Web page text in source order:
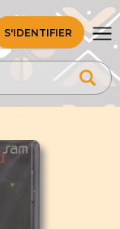
S'IDENTIFIER